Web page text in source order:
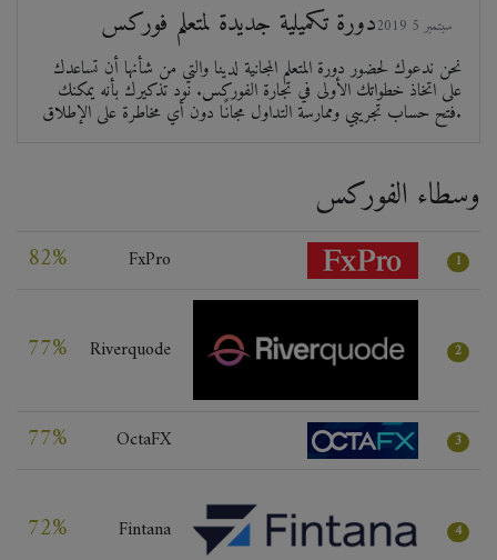
دورة تكميلية جديدة لمتعلم فوركس
نحن ندعوك لحضور دورة المتعلم المجانية لدينا والتي من شأنها أن تساعدك
على اتخاذ خطواتك الأولى في تجارة الفوركس. نود تذكيرك بأنه يمكنك
فتح حساب تجريبي وممارسة التداول مجانًا دون أي مخاطرة على الإطلاق.
وسطاء الفوركس
82% FxPro 1
77% Riverquode 2
77% OctaFX 3
72% Fintana 4